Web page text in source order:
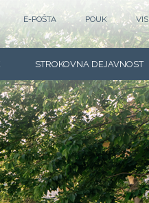
E-POŠTA POUK VIS
STROKOVNA DEJAVNOST